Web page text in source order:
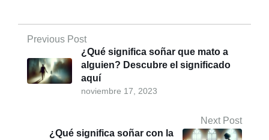
Previous Post
noviembre 17, 2023
¿Qué significa soñar que mato a
alguien? Descubre el significado
aquí
Next Post
¿Qué significa soñar con la